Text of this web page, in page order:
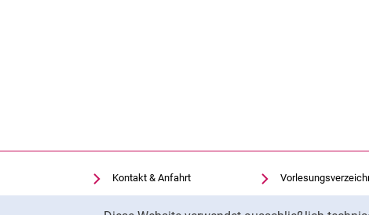
Kontakt & Anfahrt
Einrichtungen suchen
Uni-Bibliothek